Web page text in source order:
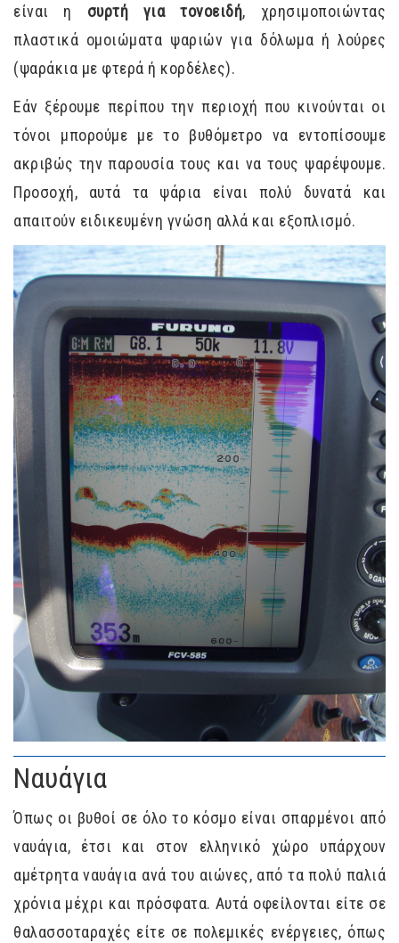
είναι η συρτή για τονοειδή, χρησιμοποιώντας
πλαστικά ομοιώματα ψαριών για δόλωμα ή λούρες
(ψαράκια με φτερά ή κορδέλες).
Εάν ξέρουμε περίπου την περιοχή που κινούνται οι
τόνοι μπορούμε με το βυθόμετρο να εντοπίσουμε
ακριβώς την παρουσία τους και να τους ψαρέψουμε.
Προσοχή, αυτά τα ψάρια είναι πολύ δυνατά και
απαιτούν ειδικευμένη γνώση αλλά και εξοπλισμό.
Ναυάγια
Όπως οι βυθοί σε όλο το κόσμο είναι σπαρμένοι από
ναυάγια, έτσι και στον ελληνικό χώρο υπάρχουν
αμέτρητα ναυάγια ανά του αιώνες, από τα πολύ παλιά
χρόνια μέχρι και πρόσφατα. Αυτά οφείλονται είτε σε
θαλασσοταραχές είτε σε πολεμικές ενέργειες, όπως